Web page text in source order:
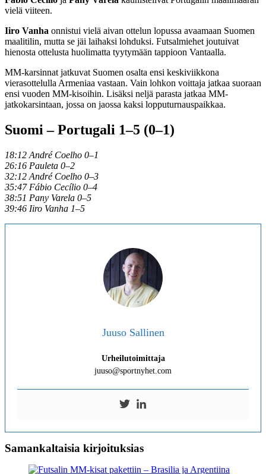
vielä viiteen.
Iiro Vanha onnistui vielä aivan ottelun lopussa avaamaan Suomen
maalitilin, mutta se jäi laihaksi lohduksi. Futsalmiehet joutuivat
hienosta ottelusta huolimatta tyytymään tappioon Vantaalla.
MM-karsinnat jatkuvat Suomen osalta ensi keskiviikkona
vierasottelulla Armeniaa vastaan. Vain lohkon voittaja jatkaa suoraan
ensi vuoden MM-kisoihin. Lisäksi neljä parasta jatkaa MM-
jatkokarsintaan, jossa on jaossa kaksi lopputurnauspaikkaa.
Suomi – Portugali 1–5 (0–1)
18:12 André Coelho 0–1
26:16 Pauleta 0–2
32:12 André Coelho 0–3
35:47 Fábio Cecílio 0–4
38:51 Pany Varela 0–5
39:46 Iiro Vanha 1–5
Juuso Sallinen
Urheilutoimittaja
juuso@sportnyhet.com
Samankaltaisia kirjoituksias